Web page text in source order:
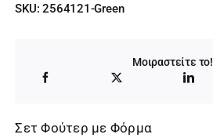
SKU:2564121-Green
Μοιραστείτε το!
Σετ Φούτερ με Φόρμα